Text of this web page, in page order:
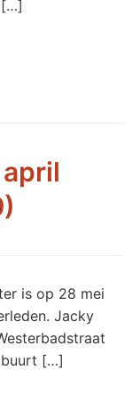
[…]
is op 28 mei
Jacky
buurt […]